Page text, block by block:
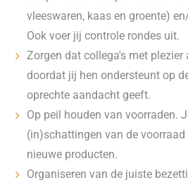
vleeswaren, kaas en groente)
Ook voer jij controle rondes uit.
Zorgen dat collega's met plezier
doordat jij hen ondersteunt op
oprechte aandacht geeft.
Op peil houden van voorraden.
(in)schattingen van de
nieuwe producten.
Organiseren van de juiste